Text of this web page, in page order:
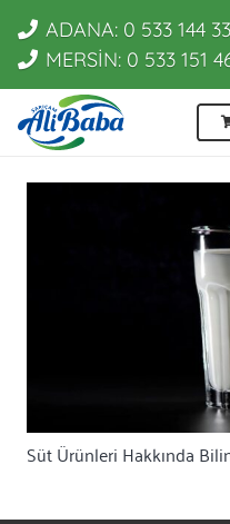
ADANA: 0 533 144
MERSİN: 0 533 151
Süt Ürünleri Hakkında